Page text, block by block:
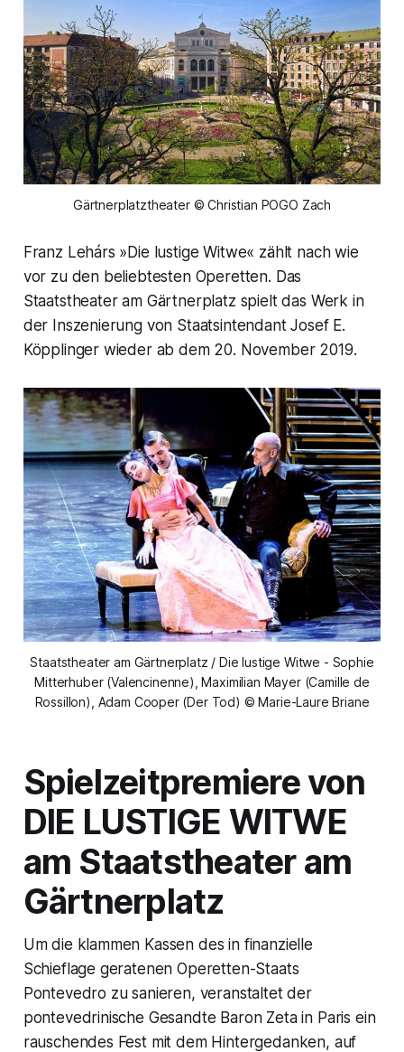
Gärtnerplatztheater © Christian POGO Zach
Franz Lehárs »Die lustige Witwe« zählt nach wie
vor zu den beliebtesten Operetten. Das
Staatstheater am Gärtnerplatz spielt das Werk in
der Inszenierung von Staatsintendant Josef E.
Köpplinger wieder ab dem 20. November 2019.
Staatstheater am Gärtnerplatz / Die lustige Witwe - Sophie
Mitterhuber (Valencinenne), Maximilian Mayer (Camille de
Rossillon), Adam Cooper (Der Tod) © Marie-Laure Briane
Spielzeitpremiere von
DIE LUSTIGE WITWE
am Staatstheater am
Gärtnerplatz
Um die klammen Kassen des in finanzielle
Schieflage geratenen Operetten-Staats
Pontevedro zu sanieren, veranstaltet der
pontevedrinische Gesandte Baron Zeta in Paris ein
rauschendes Fest mit dem Hintergedanken, auf